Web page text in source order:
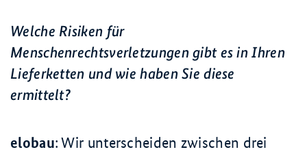
Welche Risiken für
Menschenrechtsverletzungen gibt es in Ihren
Lieferketten und wie haben Sie diese
ermittelt?
elobau: Wir unterscheiden zwischen drei